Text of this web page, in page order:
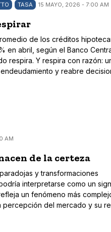
TASA 15 MAYO, 2026 - 7:00 AM
de los créditos
en abril, según el Banco
respira. Y respira con razón:
y reabre
AM
de la certeza
y transformaciones
interpretarse como un
un fenómeno más
del mercado y su